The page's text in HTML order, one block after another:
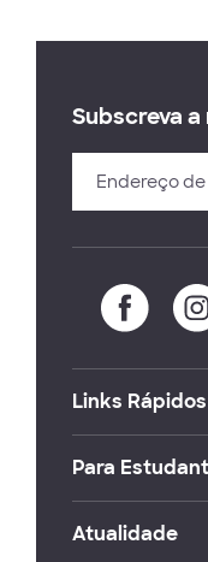
Subscreva
Links Rápidos
Para
Atualidade